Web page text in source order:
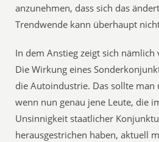
anzunehmen, dass sich das
Trendwende kann überhaupt
In dem Anstieg zeigt sich nämlich
Die Wirkung eines
die Autoindustrie. Das sollte man
wenn nun genau jene Leute, die
Unsinnigkeit staatlicher
herausgestrichen haben, aktuell